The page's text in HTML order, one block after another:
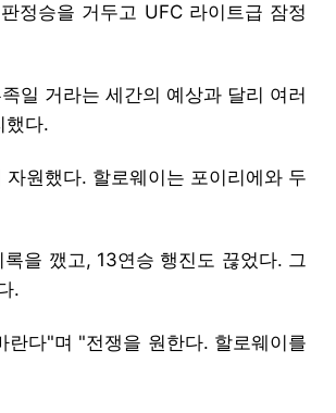
정승을 거두고 UFC 라이트급 잠정
일 거라는 세간의 예상과 달리 여러
했다.
원했다. 할로웨이는 포이리에와 두
을 깼고, 13연승 행진도 끊었다. 그
.
다"며 "전쟁을 원한다. 할로웨이를